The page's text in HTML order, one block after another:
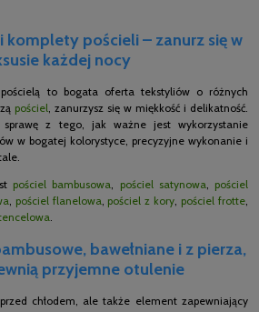
komplety pościeli – zanurz się w
każdej nocy
to bogata oferta tekstyliów o różnych
pościel, zanurzysz się w miękkość i delikatność.
sprawę z tego, jak ważne jest wykorzystanie
w bogatej kolorystyce, precyzyjne wykonanie i
pościel bambusowa, pościel satynowa, pościel
, pościel flanelowa, pościel z kory, pościel frotte,
.
bawełniane i z pierza,
przyjemne otulenie
chłodem, ale także element zapewniający